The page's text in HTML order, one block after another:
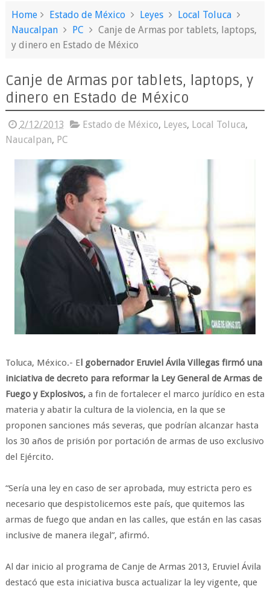
Home Estado de México Leyes
Local Toluca
Naucalpan
PC
Canje de Armas por tablets, laptops,
y dinero en Estado de México
Canje de Armas por tablets, laptops, y
dinero en Estado de México
2/12/2013 Estado de México, Leyes, Local Toluca,
Naucalpan, PC
Toluca, México.- El gobernador Eruviel Ávila Villegas firmó una
iniciativa de decreto para reformar la Ley General de Armas de
Fuego y Explosivos,a fin de fortalecer el marco jurídico en esta
materia y abatir la cultura de la violencia, en la que se
proponen sanciones más severas, que podrían alcanzar hasta
los 30 años de prisión por portación de armas de uso exclusivo
del Ejército.
“Sería una ley en caso de ser aprobada, muy estricta pero es
necesario que despistolicemos este país, que quitemos las
armas de fuego que andan en las calles, que están en las casas
inclusive de manera ilegal”, afirmó.
Al dar inicio al programa de Canje de Armas 2013, Eruviel Ávila
destacó que esta iniciativa busca actualizar la ley vigente, que